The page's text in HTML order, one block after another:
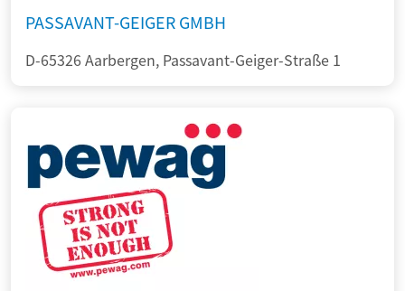
PASSAVANT-GEIGER GMBH
D-65326 Aarbergen, Passavant-Geiger-Straße 1